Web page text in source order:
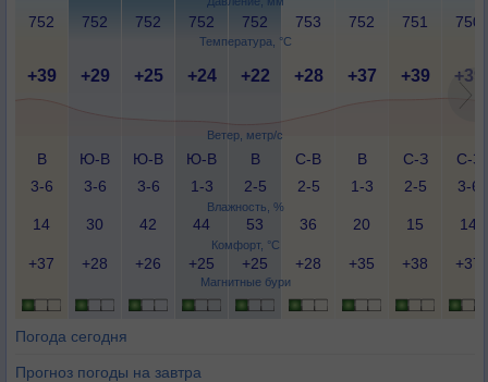
Температура, °C
Ветер, метр/с
Влажность, %
Комфорт, °C
Магнитные бури
752 752 752 752 752 753 752 751 750
+39 +29 +25 +24 +22 +28 +37 +39 +39
В
3-6
Ю-В
3-6
Ю-В
3-6
Ю-В
1-3
В
2-5
С-В
2-5
В
1-3
С-З
2-5
С-З
3-6
14 30 42 44 53 36 20 15 14
+37 +28 +26 +25 +25 +28 +35 +38 +37
Погода сегодня
Прогноз погоды на завтра